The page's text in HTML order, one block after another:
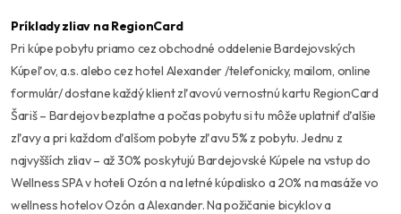
Príklady zliav na RegionCard
Pri kúpe pobytu priamo cez obchodné oddelenie Bardejovských
Kúpeľov, a.s. alebo cez hotel Alexander /telefonicky, mailom, online
formulár/ dostane každý klient zľavovú vernostnú kartu RegionCard
Šariš – Bardejov bezplatne a počas pobytu si tu môže uplatniť ďalšie
zľavy a pri každom ďalšom pobyte zľavu 5% z pobytu. Jednu z
najvyšších zliav – až 30% poskytujú Bardejovské Kúpele na vstup do
Wellness SPA v hoteli Ozón a na letné kúpalisko a 20% na masáže vo
wellness hotelov Ozón a Alexander. Na požičanie bicyklov a